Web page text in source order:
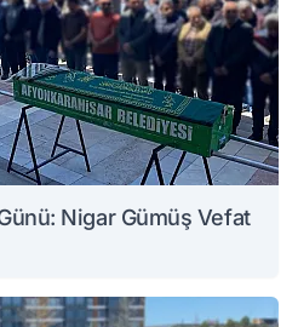
Nigar Gümüş Vefat